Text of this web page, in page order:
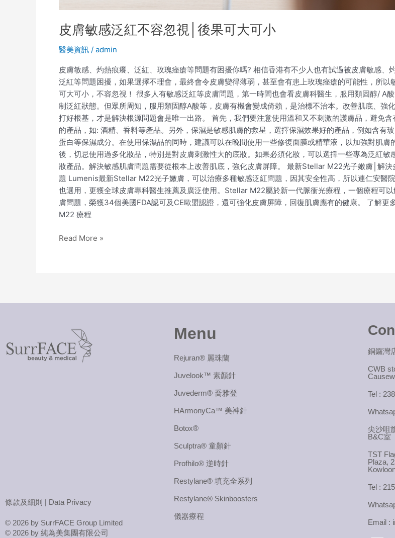
皮膚敏感泛紅不容忽視│後果可大可小
醫美資訊 / admin
皮膚敏感、灼熱痕癢、泛紅、玫瑰痤瘡等問題有困擾你嗎? 相信香港有不少人也有試過被皮膚敏感、灼
泛紅等問題困擾，如果選擇不理會，最終會令皮膚變得薄弱，甚至會有患上玫瑰痤瘡的可能性，所以
可大可小，不容忽視！ 很多人有敏感泛紅等皮膚問題，第一時間也會看皮膚科醫生，服用類固醇/ A
制泛紅狀態。但眾所周知，服用類固醇A酸等，皮膚有機會變成倚賴，是治標不治本。改善肌底、強
打好根基，才是解決根源問題會是唯一出路。 首先，我們要注意使用溫和又不刺激的護膚品，避免含
的產品，如: 酒精、香料等產品。另外，保濕是敏感肌膚的救星，選擇保濕效果好的產品，例如含有
蛋白等保濕成分。在使用保濕品的同時，建議可以在晚間使用一些修復面膜或精華液，以加強對肌膚
後，切忌使用過多化妝品，特別是對皮膚刺激性大的底妝。如果必須化妝，可以選擇一些專為泛紅敏
妝產品。解決敏感肌膚問題需要從根本上改善肌底，強化皮膚屏障。 最新Stellar M22光子嫩膚│解決
題 Lumenis最新Stellar M22光子嫩膚，可以治療多種敏感泛紅問題，因其安全性高，所以連仁安醫
也選用，更獲全球皮膚專科醫生推薦及廣泛使用。Stellar M22屬於新一代脈衝光療程，一個療程可
膚問題，榮獲34個美國FDA認可及CE歐盟認證，還可強化皮膚屏障，回復肌膚應有的健康。 了解更
M22 療程
Read More »
條款及細則 | Data Privacy
© 2026 by SurrFACE Group Limited
© 2026 by 純為美集團有限公司
Menu
Rejuran® 麗珠蘭
Juvelook™ 素顏針
Juvederm® 喬雅登
HArmonyCa™ 美神針
Botox®
Sculptra® 童顏針
Profhilo® 逆時針
Restylane® 填充全系列
Restylane® Skinboosters
儀器療程
銅鑼灣
CWB
Tel :
尖沙咀
B&C室
TST
Plaza,
Tel :
Email :